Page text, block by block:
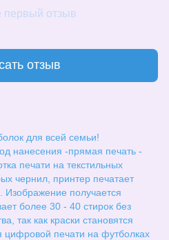
первый отзыв
отзыв
для всей семьи!
нанесения -прямая печать -
печати на текстильных
чернил, принтер печатает
Изображение получается
более 30 - 40 стирок без
так как краски становятся
цифровой печати на футболках